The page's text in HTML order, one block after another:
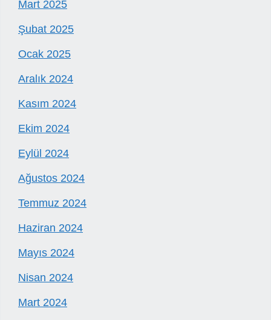
Mart 2025
Şubat 2025
Ocak 2025
Aralık 2024
Kasım 2024
Ekim 2024
Eylül 2024
Ağustos 2024
Temmuz 2024
Haziran 2024
Mayıs 2024
Nisan 2024
Mart 2024